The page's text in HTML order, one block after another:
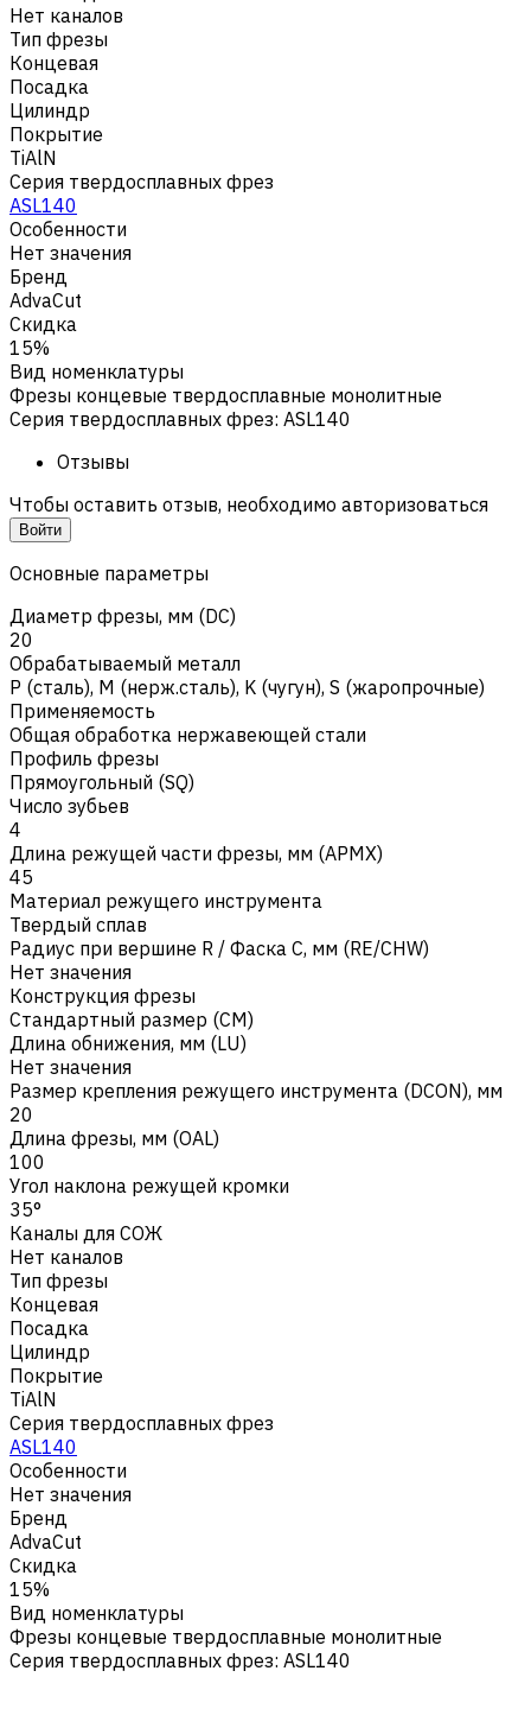
Нет каналов
Тип фрезы
Концевая
Посадка
Цилиндр
Покрытие
TiAlN
Серия твердосплавных фрез
ASL140
Особенности
Нет значения
Бренд
AdvaCut
Скидка
15%
Вид номенклатуры
Фрезы концевые твердосплавные монолитные
Серия твердосплавных фрез: ASL140
Отзывы
Чтобы оставить отзыв, необходимо авторизоваться
Войти
Основные параметры
Диаметр фрезы, мм (DC)
20
Обрабатываемый металл
Р (сталь), M (нерж.сталь), K (чугун), S (жаропрочные)
Применяемость
Общая обработка нержавеющей стали
Профиль фрезы
Прямоугольный (SQ)
Число зубьев
4
Длина режущей части фрезы, мм (APMX)
45
Материал режущего инструмента
Твердый сплав
Радиус при вершине R / Фаска C, мм (RE/CHW)
Нет значения
Конструкция фрезы
Стандартный размер (CM)
Длина обнижения, мм (LU)
Нет значения
Размер крепления режущего инструмента (DCON), мм
20
Длина фрезы, мм (OAL)
100
Угол наклона режущей кромки
35°
Каналы для СОЖ
Нет каналов
Тип фрезы
Концевая
Посадка
Цилиндр
Покрытие
TiAlN
Серия твердосплавных фрез
ASL140
Особенности
Нет значения
Бренд
AdvaCut
Скидка
15%
Вид номенклатуры
Фрезы концевые твердосплавные монолитные
Серия твердосплавных фрез: ASL140